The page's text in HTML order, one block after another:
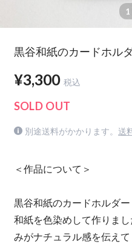
1
黒谷和紙のカードホル
¥3,300 税込
SOLD OUT
別途送料がかかります。 送
＜作品について＞
黒谷和紙のカードホルダ
和紙を色染めして作りま
みがナチュラル感を伝えて